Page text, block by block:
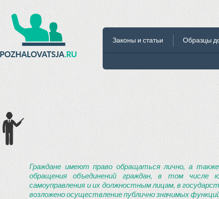
Законы и статьи Образцы
Граждане имеют право обращаться лично, а
обращения объединений граждан, в том числе
самоуправления и их должностным лицам, в
возложено осуществление публично значимых